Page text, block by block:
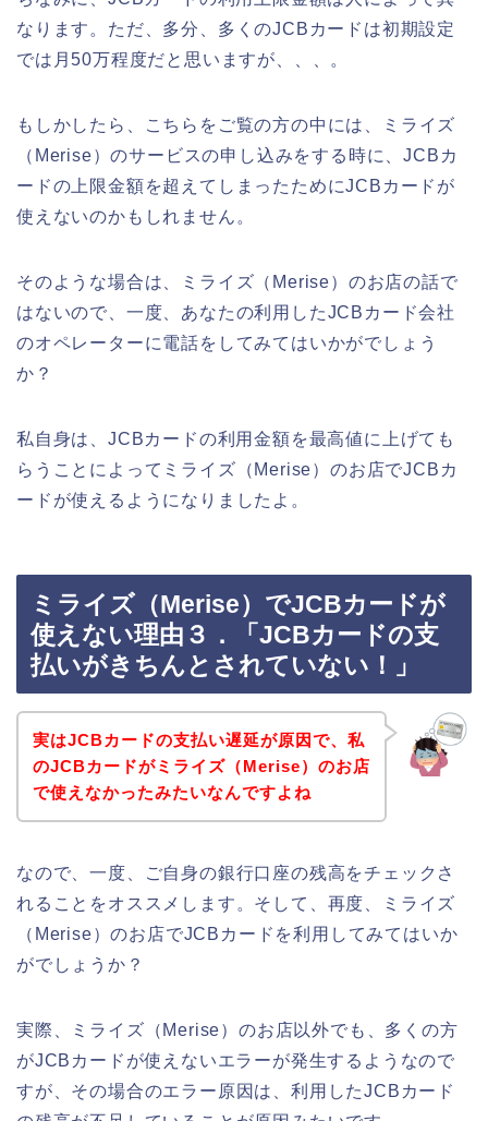
なります。ただ、多分、多くのJCBカードは初期設定
では月50万程度だと思いますが、、、。
もしかしたら、こちらをご覧の方の中には、ミライズ
（Merise）のサービスの申し込みをする時に、JCBカ
ードの上限金額を超えてしまったためにJCBカードが
使えないのかもしれません。
そのような場合は、ミライズ（Merise）のお店の話で
はないので、一度、あなたの利用したJCBカード会社
のオペレーターに電話をしてみてはいかがでしょう
か？
私自身は、JCBカードの利用金額を最高値に上げても
らうことによってミライズ（Merise）のお店でJCBカ
ードが使えるようになりましたよ。
ミライズ（Merise）でJCBカードが
使えない理由３．「JCBカードの支
払いがきちんとされていない！」
実はJCBカードの支払い遅延が原因で、私
のJCBカードがミライズ（Merise）のお店
で使えなかったみたいなんですよね
なので、一度、ご自身の銀行口座の残高をチェックさ
れることをオススメします。そして、再度、ミライズ
（Merise）のお店でJCBカードを利用してみてはいか
がでしょうか？
実際、ミライズ（Merise）のお店以外でも、多くの方
がJCBカードが使えないエラーが発生するようなので
すが、その場合のエラー原因は、利用したJCBカード